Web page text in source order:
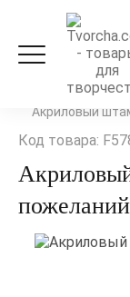
Скрапбукинг
Акриловый
Код товара: